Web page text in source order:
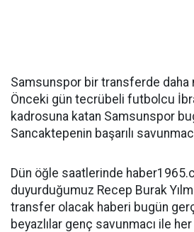
Samsunspor bir transferde daha
Önceki gün tecrübeli futbolcu
kadrosuna katan Samsunspor
Sancaktepenin başarılı
Dün öğle saatlerinde
duyurduğumuz Recep Burak
transfer olacak haberi bugün
beyazlılar genç savunmacı ile